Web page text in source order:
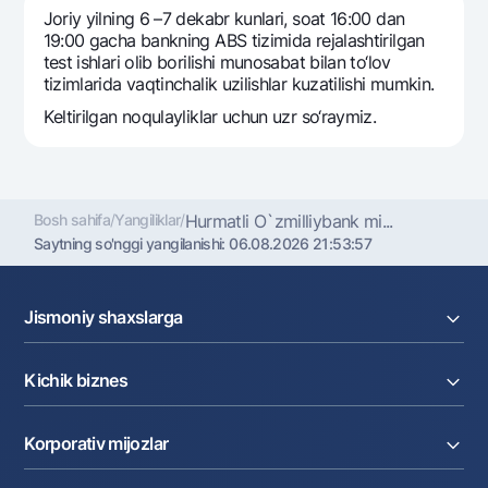
Yevro
Hamma uchun USD uchun
Talab qilib olinguncha USD
Oltin omonat
UzCard/HUMO
Visa
Visa FIFA
Mastercard
Eskrou hisobvarag‘i
Tariflar
Ko'p beriladigan savollar
Ko'p beriladigan savollar
Matbuot markazi
Joriy yilning 6 –7 dekabr kunlari, soat 16:00 dan
19:00 gacha bankning ABS tizimida rejalashtirilgan
test ishlari olib borilishi munosabat bilan to‘lov
tizimlarida vaqtinchalik uzilishlar kuzatilishi mumkin.
Kеltirilgan noqulayliklar uchun uzr so‘raymiz.
Bosh sahifa/Yangiliklar/Hurmatli O`zmilliybank mi...
Saytning so'nggi yangilanishi:06.08.2026 21:53:57
Jismoniy shaxslarga
Omonatlar
Kartalar
Pul oʻtkazmalari
Valyutalar kursi
Tariflar
Kichik biznes
Kreditlar
Ekvayring
Korporativ mijozlar